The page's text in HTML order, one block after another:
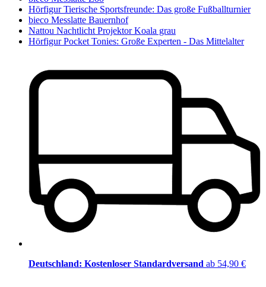
Hörfigur Tierische Sportsfreunde: Das große Fußballturnier
bieco Messlatte Bauernhof
Nattou Nachtlicht Projektor Koala grau
Hörfigur Pocket Tonies: Große Experten - Das Mittelalter
Deutschland: Kostenloser Standardversand ab 54,90 €